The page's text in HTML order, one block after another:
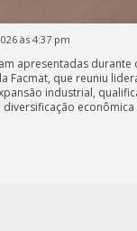
às 4:37 pm
apresentadas durante
Facmat, que reuniu
industrial,